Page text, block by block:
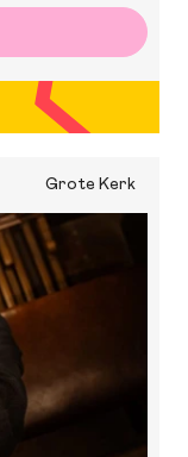
Grote Kerk